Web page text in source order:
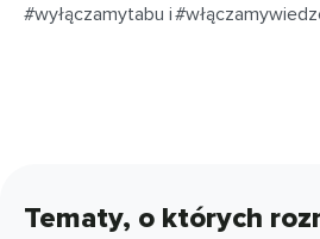
#wyłączamytabu i
Tematy, o których